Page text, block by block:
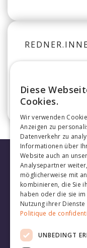
Diese
Cookies.
Wir verwenden
Anzeigen zu
Datenverkehr zu
Informationen über
Website auch an
Analysepartner
möglicherweise mit
kombinieren, die Sie
haben oder die sie im
Nutzung ihrer
Politique de
UNBEDINGT